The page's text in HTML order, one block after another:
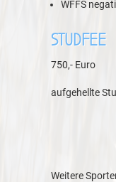
WFFS
STUDFEE
750,- Euro
aufgehellte
Weitere